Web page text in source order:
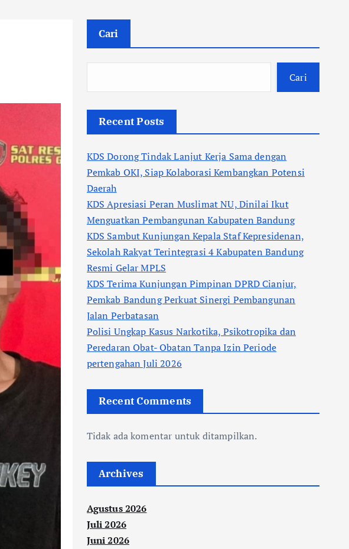
Cari
Cari
Recent Posts
KDS Dorong Tindak Lanjut Kerja Sama dengan
Pemkab OKI, Siap Kolaborasi Kembangkan Potensi
Daerah
KDS Apresiasi Peran Muslimat NU, Dinilai Ikut
Menguatkan Pembangunan Kabupaten Bandung
KDS Sambut Kunjungan Kepala Staf Kepresidenan,
Sekolah Rakyat Terintegrasi 4 Kabupaten Bandung
Resmi Gelar MPLS
KDS Terima Kunjungan Pimpinan DPRD Cianjur,
Pemkab Bandung Perkuat Sinergi Pembangunan
Jalan Perbatasan
Polisi Ungkap Kasus Narkotika, Psikotropika dan
Peredaran Obat- Obatan Tanpa Izin Periode
pertengahan Juli 2026
Recent Comments
Tidak ada komentar untuk ditampilkan.
Archives
Agustus 2026
Juli 2026
Juni 2026